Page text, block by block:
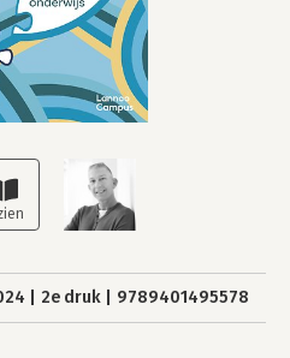
2e druk 9789401495578